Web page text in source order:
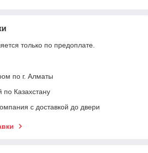
только по предоплате.
по г. Алматы
по Казахстану
с доставкой до двери